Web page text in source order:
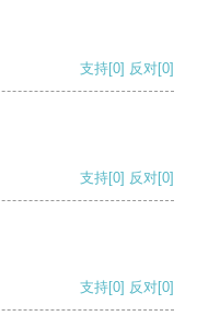
支持[0] 反对[0]
支持[0] 反对[0]
支持[0] 反对[0]